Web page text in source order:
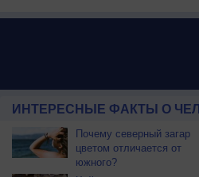
ИНТЕРЕСНЫЕ ФАКТЫ О
Почему северный загар
цветом отличается от
южного?